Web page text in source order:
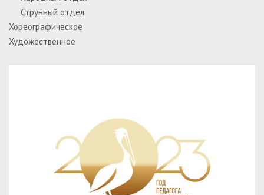
Струнный отдел
Хореографическое
Художественное